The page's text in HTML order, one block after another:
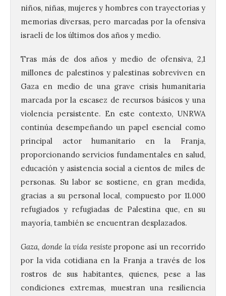
niños, niñas, mujeres y hombres con trayectorias y
memorias diversas, pero marcadas por la ofensiva
israelí de los últimos dos años y medio.
Tras más de dos años y medio de ofensiva, 2,1
millones de palestinos y palestinas sobreviven en
Gaza en medio de una grave crisis humanitaria
marcada por la escasez de recursos básicos y una
violencia persistente. En este contexto, UNRWA
continúa desempeñando un papel esencial como
principal actor humanitario en la Franja,
proporcionando servicios fundamentales en salud,
educación y asistencia social a cientos de miles de
personas. Su labor se sostiene, en gran medida,
gracias a su personal local, compuesto por 11.000
refugiados y refugiadas de Palestina que, en su
mayoría, también se encuentran desplazados.
Gaza, donde la vida resiste propone así un recorrido
por la vida cotidiana en la Franja a través de los
rostros de sus habitantes, quienes, pese a las
condiciones extremas, muestran una resiliencia